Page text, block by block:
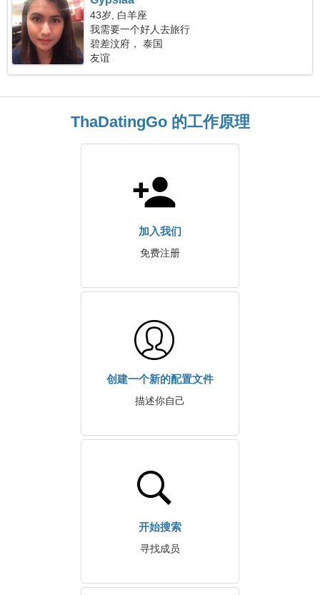
43岁, 白羊座
我需要一个好人去旅行
碧差汶府， 泰国
友谊
ThaDatingGo 的工作原理
加入我们
免费注册
创建一个新的配置文件
描述你自己
开始搜索
寻找成员